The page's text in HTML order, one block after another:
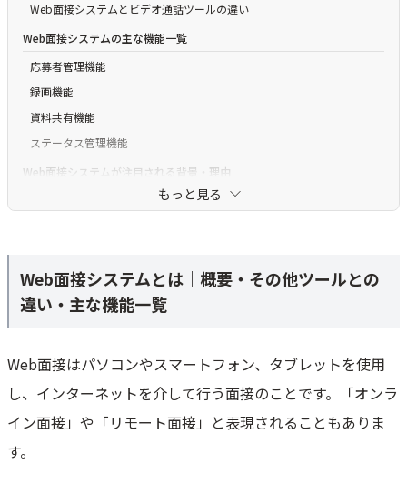
Web面接システムとビデオ通話ツールの違い
Web面接システムの主な機能一覧
応募者管理機能
録画機能
資料共有機能
ステータス管理機能
Web面接システムが注目される背景・理由
新型コロナウイルスの感染拡大
1. 応募者数の増加／遠方に住む人材への対応
2. 採用コストの削減
4. 採用力の向上
Web面接システムを選ぶ際の4つのポイント
1. 自社の求める機能が備わっているか
もっと見る
Web面接システムとは｜概要・その他ツールとの
違い・主な機能一覧
Web面接はパソコンやスマートフォン、タブレットを使用
し、インターネットを介して行う面接のことです。「オンラ
イン面接」や「リモート面接」と表現されることもありま
す。